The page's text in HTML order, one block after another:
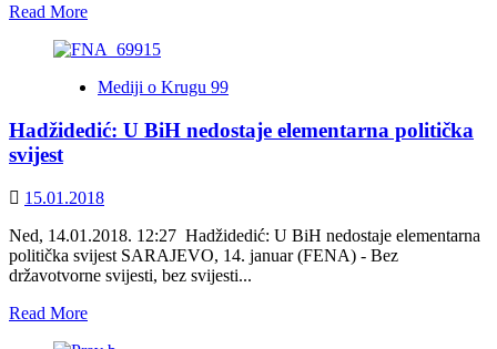
Read MoreRead
about
politici
leži
Mediji o Krugu 99
Hadžidedić: U BiH nedostaje elementarna politička
svijest
15.01.2018
Ned, 14.01.2018. 12:27 Hadžidedić: U BiH nedostaje elementarna
politička svijest SARAJEVO, 14. januar (FENA) - Bez
državotvorne svijesti, bez svijesti...
Read MoreRead